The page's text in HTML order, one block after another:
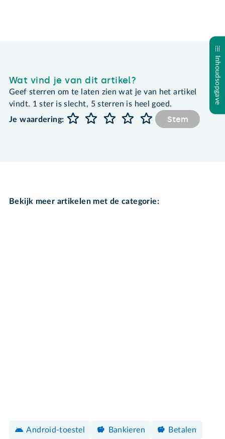
Inhoudsopgave
Wat vind je van dit artikel?
Geef sterren om te laten zien wat je van het artikel
vindt. 1 ster is slecht, 5 sterren is heel goed.
Je waardering:
Stem
Bekijk meer artikelen met de categorie:
Android-toestel Bankieren Betalen